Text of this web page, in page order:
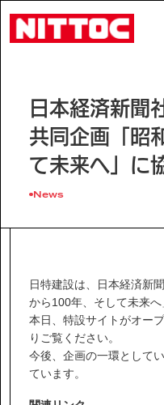
事業内容
企業情報
IR情報
日本経済新
共同企画「昭
て未来へ」に
News
日特建設は、日本経済新
から100年、そして未来へ
本日、特設サイトがオー
りご覧ください。
今後、企画の一環として
ています。